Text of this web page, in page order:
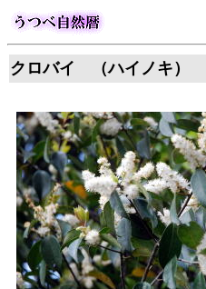
クロバイ （